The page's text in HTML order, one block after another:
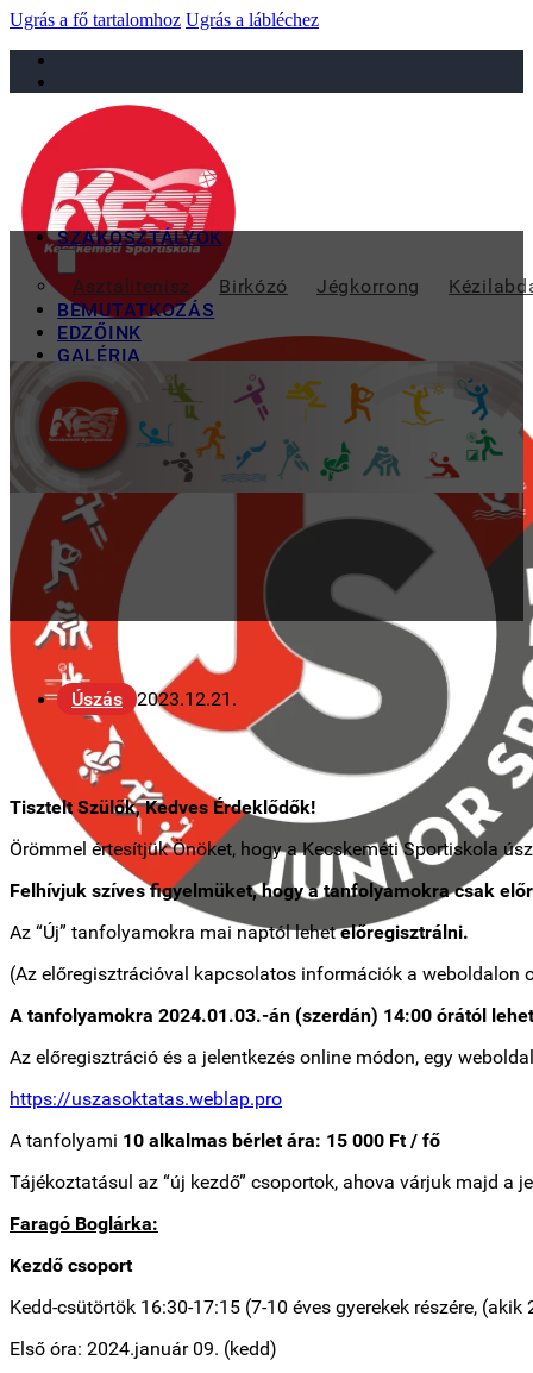
Ugrás a fő tartalomhoz Ugrás a lábléchez
sportiskola@juniorsportkft.hu
SZAKOSZTÁLYOK
Asztalitenisz Birkózó Jégkorrong
BEMUTATKOZÁS
EDZŐINK
GALÉRIA
TAO
KAPCSOLAT
Úszás 2023.12.21.
Tisztelt Szülők, Kedves Érdeklődők!
Örömmel értesítjük Önöket, hogy a Kecskeméti Sportiskola
Felhívjuk szíves figyelmüket, hogy a tanfolyamokra csak
Az “Új” tanfolyamokra mai naptól lehetelőregisztrálni.
(Az előregisztrációval kapcsolatos információk a weboldalon
A tanfolyamokra 2024.01.03.-án (szerdán) 14:00 órától
Az előregisztráció és a jelentkezés online módon, egy
https://uszasoktatas.weblap.pro
A tanfolyami 10 alkalmas bérlet ára: 15 000 Ft / fő
Tájékoztatásul az “új kezdő” csoportok, ahova várjuk majd a
Faragó Boglárka:
Kezdő csoport
Kedd-csütörtök 16:30-17:15 (7-10 éves gyerekek részére,
Első óra: 2024.január 09. (kedd)